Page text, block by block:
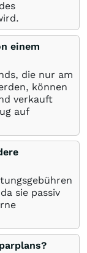
einem
die nur am
können
verkauft
auf
sie passiv